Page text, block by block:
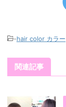
-hair color カラー
関連記事